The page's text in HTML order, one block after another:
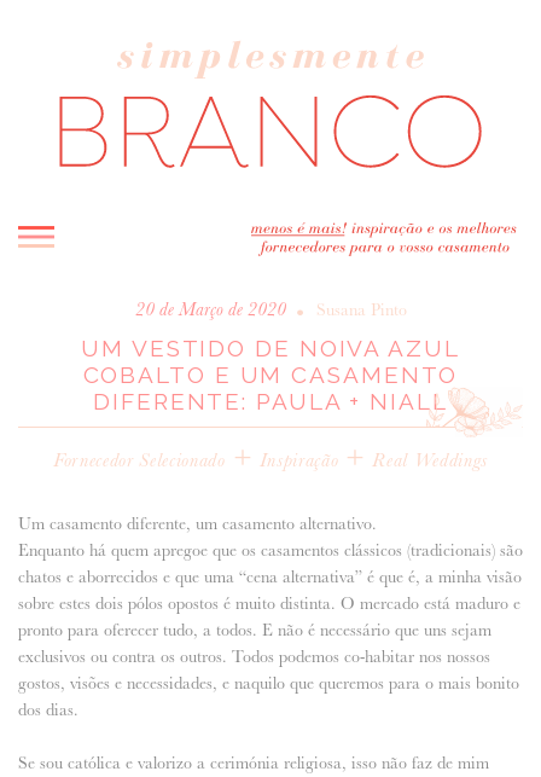
INICIO
BLOG
MELHOR INSPIRAÇÃO
REAL WEDDINGS & EDITORIAIS
FORNECEDORES RECOMENDADOS
ANUNCIE CONNOSCO
20 de Março de 2020 • Susana Pinto
UM VESTIDO DE NOIVA AZUL
COBALTO E UM CASAMENTO
DIFERENTE: PAULA + NIALL
Fornecedor Selecionado + Inspiração +Real Weddings
Um casamento diferente, um casamento alternativo.
Enquanto há quem apregoe que os casamentos clássicos (tradicionais) são
chatos e aborrecidos e que uma “cena alternativa” é que é, a minha visão
sobre estes dois pólos opostos é muito distinta. O mercado está maduro e
pronto para oferecer tudo, a todos. E não é necessário que uns sejam
exclusivos ou contra os outros. Todos podemos co-habitar nos nossos
gostos, visões e necessidades, e naquilo que queremos para o mais bonito
dos dias.
Se sou católica e valorizo a cerimónia religiosa, isso não faz de mim